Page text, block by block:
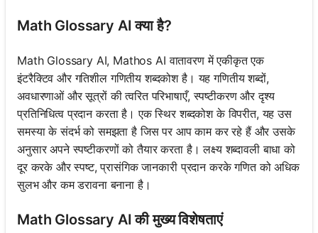
Math Glossary AI क्या है?
Math Glossary AI, Mathos AI वातावरण में एकीकृत एक
इंटरैक्टिव और गतिशील गणितीय शब्दकोश है। यह गणितीय शब्दों,
अवधारणाओं और सूत्रों की त्वरित परिभाषाएँ, स्पष्टीकरण और दृश्य
प्रतिनिधित्व प्रदान करता है। एक स्थिर शब्दकोश के विपरीत, यह उस
समस्या के संदर्भ को समझता है जिस पर आप काम कर रहे हैं और उसके
अनुसार अपने स्पष्टीकरणों को तैयार करता है। लक्ष्य शब्दावली बाधा को
दूर करके और स्पष्ट, प्रासंगिक जानकारी प्रदान करके गणित को अधिक
सुलभ और कम डरावना बनाना है।
Math Glossary AI की मुख्य विशेषताएं